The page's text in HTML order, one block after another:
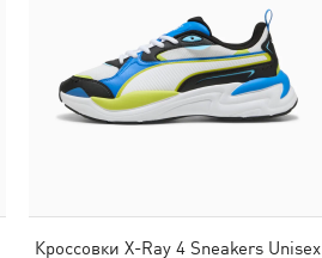
Кроссовки X-Ray 4 Sneakers Unisex